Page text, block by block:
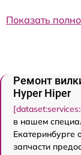
Показать
Ремонт
Нyper Hiper
в нашем
запчасти